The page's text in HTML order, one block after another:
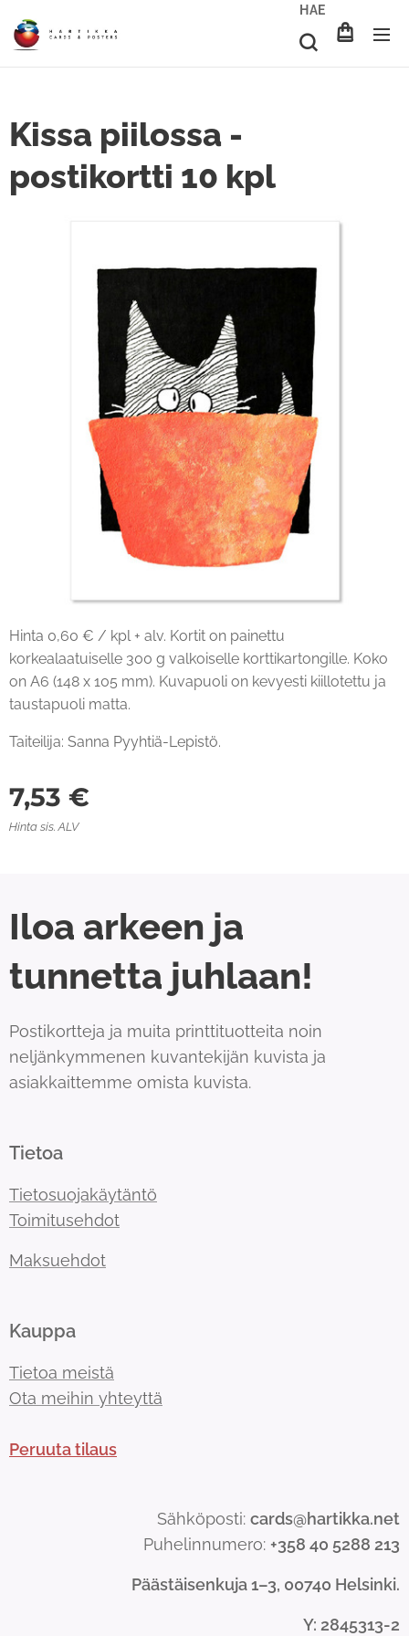
HAE
Kissa piilossa -
postikortti 10 kpl
Hinta 0,60 € / kpl + alv. Kortit on painettu
korkealaatuiselle 300 g valkoiselle korttikartongille. Koko
on A6 (148 x 105 mm). Kuvapuoli on kevyesti kiillotettu ja
taustapuoli matta.
Taiteilija: Sanna Pyyhtiä-Lepistö.
7,53 €
Hinta sis. ALV
Iloa arkeen ja
tunnetta juhlaan!
Postikortteja ja muita printtituotteita noin
neljänkymmenen kuvantekijän kuvista ja
asiakkaittemme omista kuvista.
Tietoa
Tietosuojakäytäntö
Toimitusehdot
Maksuehdot
Kauppa
Tietoa meistä
Ota meihin yhteyttä
Peruuta tilaus
Sähköposti: cards@hartikka.net
Puhelinnumero: +358 40 5288 213
Päästäisenkuja 1–3, 00740 Helsinki.
Y: 2845313-2